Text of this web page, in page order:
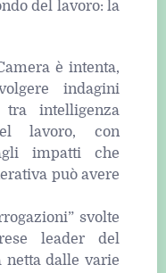
del lavoro: la
è intenta,
indagini
intelligenza
lavoro, con
impatti che
può avere
svolte
leader del
netta dalle varie